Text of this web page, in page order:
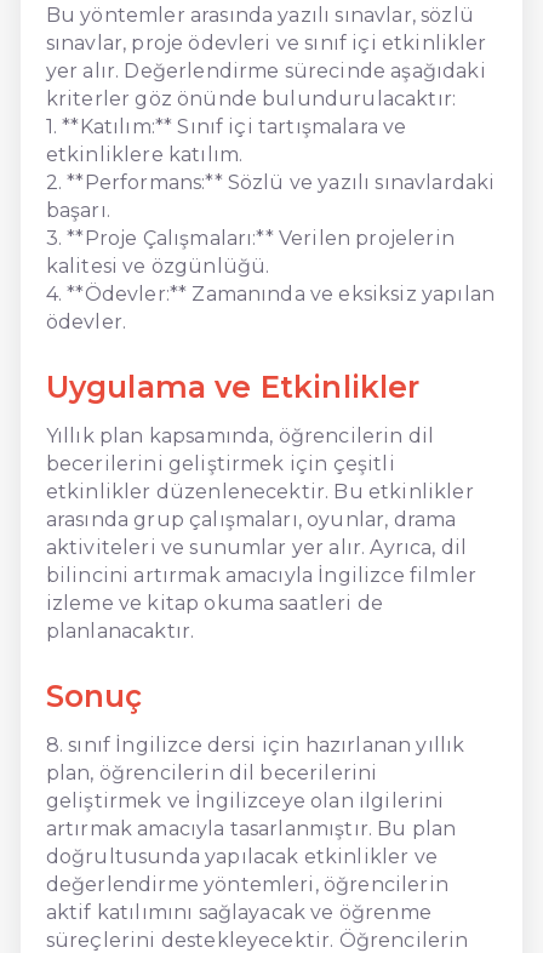
Bu yöntemler arasında yazılı sınavlar, sözlü
sınavlar, proje ödevleri ve sınıf içi etkinlikler
yer alır. Değerlendirme sürecinde aşağıdaki
kriterler göz önünde bulundurulacaktır:
1. **Katılım:** Sınıf içi tartışmalara ve
etkinliklere katılım.
2. **Performans:** Sözlü ve yazılı sınavlardaki
başarı.
3. **Proje Çalışmaları:** Verilen projelerin
kalitesi ve özgünlüğü.
4. **Ödevler:** Zamanında ve eksiksiz yapılan
ödevler.
Uygulama ve Etkinlikler
Yıllık plan kapsamında, öğrencilerin dil
becerilerini geliştirmek için çeşitli
etkinlikler düzenlenecektir. Bu etkinlikler
arasında grup çalışmaları, oyunlar, drama
aktiviteleri ve sunumlar yer alır. Ayrıca, dil
bilincini artırmak amacıyla İngilizce filmler
izleme ve kitap okuma saatleri de
planlanacaktır.
Sonuç
8. sınıf İngilizce dersi için hazırlanan yıllık
plan, öğrencilerin dil becerilerini
geliştirmek ve İngilizceye olan ilgilerini
artırmak amacıyla tasarlanmıştır. Bu plan
doğrultusunda yapılacak etkinlikler ve
değerlendirme yöntemleri, öğrencilerin
aktif katılımını sağlayacak ve öğrenme
süreçlerini destekleyecektir. Öğrencilerin